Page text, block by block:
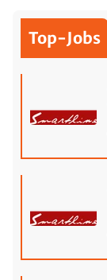
Top-Jobs